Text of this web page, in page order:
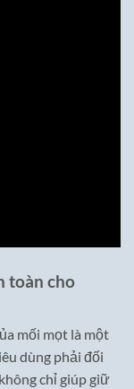
toàn cho
mối mọt là một
dùng phải đối
chỉ giúp giữ